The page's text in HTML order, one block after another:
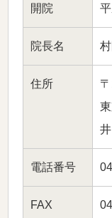
開院
院長名
住所
電話番号
FAX